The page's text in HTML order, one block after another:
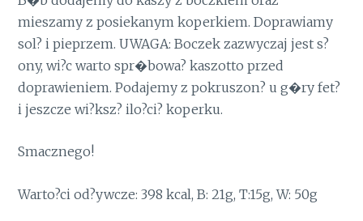
mieszamy z posiekanym koperkiem. Doprawiamy
sol? i pieprzem. UWAGA: Boczek zazwyczaj jest s?
ony, wi?c warto spr�bowa? kaszotto przed
doprawieniem. Podajemy z pokruszon? u g�ry fet?
i jeszcze wi?ksz? ilo?ci? koperku.
Smacznego!
Warto?ci od?ywcze: 398 kcal, B: 21g, T:15g, W: 50g